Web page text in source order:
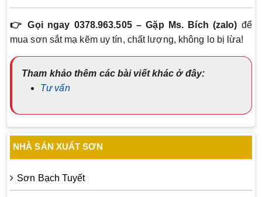
👉 Gọi ngay 0378.963.505 – Gặp Ms. Bích (zalo) để
mua sơn sắt mạ kẽm uy tín, chất lượng, không lo bị lừa!
Tham khảo thêm các bài viết khác ở đây:
Tư vấn
NHÀ SẢN XUẤT SƠN
Sơn Bạch Tuyết